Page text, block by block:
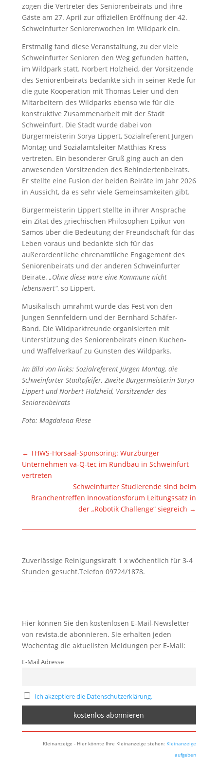
zogen die Vertreter des Seniorenbeirats und ihre
Gäste am 27. April zur offiziellen Eröffnung der 42.
Schweinfurter Seniorenwochen im Wildpark ein.
Erstmalig fand diese Veranstaltung, zu der viele
Schweinfurter Senioren den Weg gefunden hatten,
im Wildpark statt. Norbert Holzheid, der Vorsitzende
des Seniorenbeirats bedankte sich in seiner Rede für
die gute Kooperation mit Thomas Leier und den
Mitarbeitern des Wildparks ebenso wie für die
konstruktive Zusammenarbeit mit der Stadt
Schweinfurt. Die Stadt wurde dabei von
Bürgermeisterin Sorya Lippert, Sozialreferent Jürgen
Montag und Sozialamtsleiter Matthias Kress
vertreten. Ein besonderer Gruß ging auch an den
anwesenden Vorsitzenden des Behindertenbeirats.
Er stellte eine Fusion der beiden Beiräte im Jahr 2026
in Aussicht, da es sehr viele Gemeinsamkeiten gibt.
Bürgermeisterin Lippert stellte in ihrer Ansprache
ein Zitat des griechischen Philosophen Epikur von
Samos über die Bedeutung der Freundschaft für das
Leben voraus und bedankte sich für das
außerordentliche ehrenamtliche Engagement des
Seniorenbeirats und der anderen Schweinfurter
Beiräte. „Ohne diese wäre eine Kommune nicht
lebenswert“, so Lippert.
Musikalisch umrahmt wurde das Fest von den
Jungen Sennfeldern und der Bernhard Schäfer-
Band. Die Wildparkfreunde organisierten mit
Unterstützung des Seniorenbeirats einen Kuchen-
und Waffelverkauf zu Gunsten des Wildparks.
Im Bild von links: Sozialreferent Jürgen Montag, die
Schweinfurter Stadtpfeifer, Zweite Bürgermeisterin Sorya
Lippert und Norbert Holzheid, Vorsitzender des
Seniorenbeirats
Foto: Magdalena Riese
← THWS-Hörsaal-Sponsoring: Würzburger
Unternehmen va-Q-tec im Rundbau in Schweinfurt
vertreten
Schweinfurter Studierende sind beim
Branchentreffen Innovationsforum Leitungssatz in
der „Robotik Challenge“ siegreich →
Zuverlässige Reinigungskraft 1 x wöchentlich für 3-4
Stunden gesucht.Telefon 09724/1878.
Hier können Sie den kostenlosen E-Mail-Newsletter
von revista.de abonnieren. Sie erhalten jeden
Wochentag die aktuellsten Meldungen per E-Mail:
E-Mail Adresse
Ich akzeptiere die Datenschutzerklärung.
Kleinanzeige - Hier könnte Ihre Kleinanzeige stehen: Kleinanzeige
aufgeben